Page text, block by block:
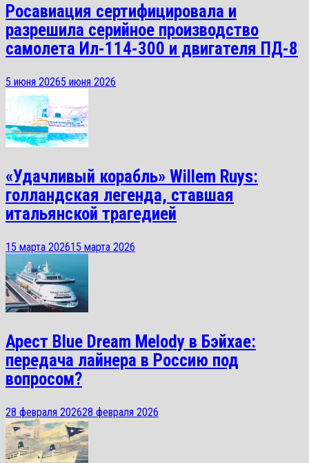
Росавиация сертифицировала и
разрешила серийное производство
самолета Ил-114-300 и двигателя ПД-8
5 июня 20265 июня 2026
«Удачливый корабль» Willem Ruys:
голландская легенда, ставшая
итальянской трагедией
15 марта 202615 марта 2026
Арест Blue Dream Melody в Бэйхае:
передача лайнера в Россию под
вопросом?
28 февраля 202628 февраля 2026